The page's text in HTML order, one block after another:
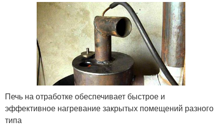
Печь на отработке обеспечивает быстрое и
эффективное нагревание закрытых помещений разного
типа